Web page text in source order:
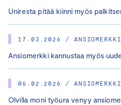
Uniresta pitää kiinni myös
17.03.2026 /
Ansiomerkki kannustaa myös
06.02.2026 /
Olvilla moni työura venyy